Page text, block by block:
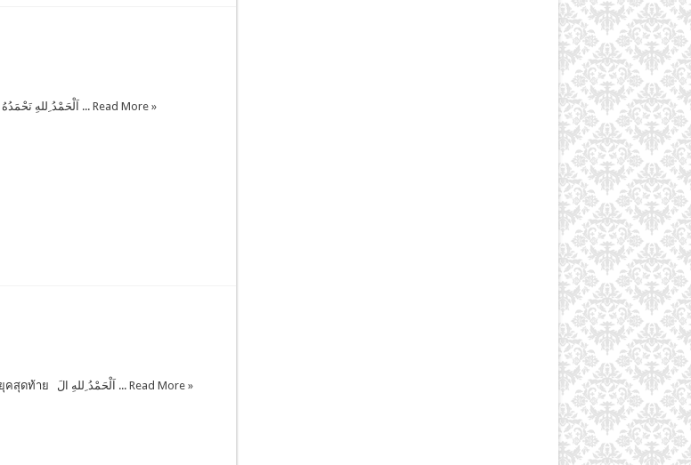
จงสำรวจตัวเองก่อนถูกสอบสวน اَلْحَمْدُ ِللهِ نَحْمَدُهُ وَنَ ... Read More »
ความตายและอายุขัยของประชากรยุคสุดท้าย اَلْحَمْدُ ِللهِ الَ ... Read More »